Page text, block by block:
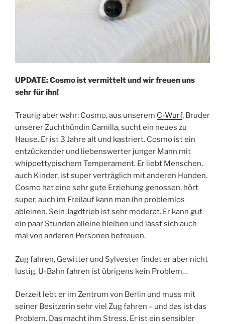
UPDATE: Cosmo ist vermittelt und wir freuen uns
sehr für ihn!
Traurig aber wahr: Cosmo, aus unserem C-Wurf, Bruder
unserer Zuchthündin Camilla, sucht ein neues zu
Hause. Er ist 3 Jahre alt und kastriert. Cosmo ist ein
entzückender und liebenswerter junger Mann mit
whippettypischem Temperament. Er liebt Menschen,
auch Kinder, ist super verträglich mit anderen Hunden.
Cosmo hat eine sehr gute Erziehung genossen, hört
super, auch im Freilauf kann man ihn problemlos
ableinen. Sein Jagdtrieb ist sehr moderat. Er kann gut
ein paar Stunden alleine bleiben und lässt sich auch
mal von anderen Personen betreuen.
Zug fahren, Gewitter und Sylvester findet er aber nicht
lustig. U-Bahn fahren ist übrigens kein Problem…
Derzeit lebt er im Zentrum von Berlin und muss mit
seiner Besitzerin sehr viel Zug fahren – und das ist das
Problem. Das macht ihm Stress. Er ist ein sensibler